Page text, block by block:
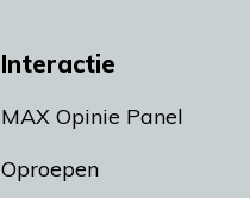
Interactie
MAX Opinie Panel
Oproepen